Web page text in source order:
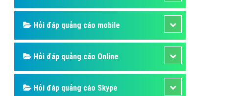
Hỏi đáp quảng cáo mobile
Hỏi đáp quảng cáo Online
Hỏi đáp quảng cáo Skype